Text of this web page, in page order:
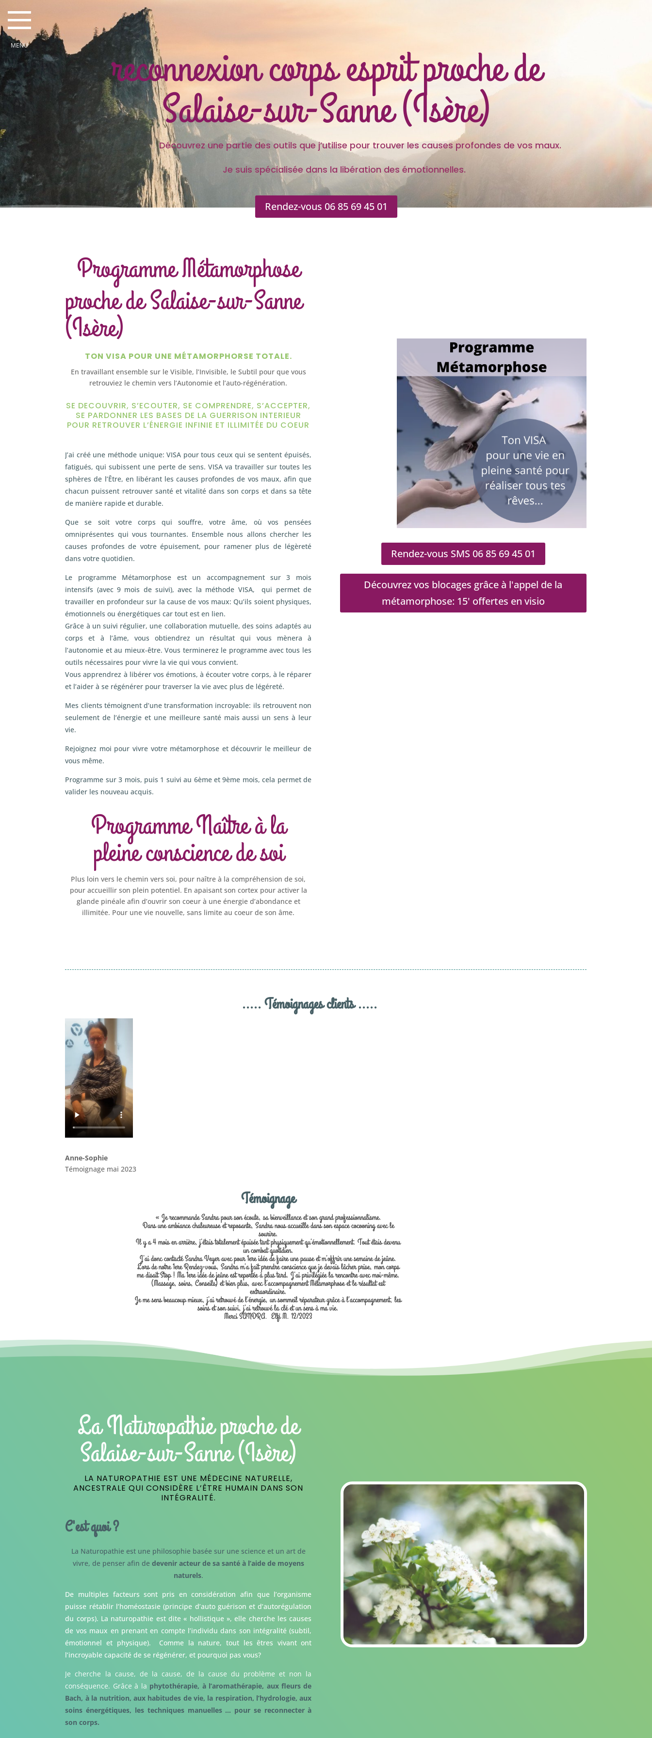
reconnexion corps esprit proche de
Salaise-sur-Sanne (Isère)
Découvrez une partie des outils que j’utilise pour trouver les causes profondes de vos maux.
Je suis spécialisée dans la libération des émotionnelles.
Rendez-vous 06 85 69 45 01
Programme Métamorphose
proche de Salaise-sur-Sanne
(Isère)
TON VISA POUR UNE MÉTAMORPHORSE TOTALE.
En travaillant ensemble sur le Visible, l’Invisible, le Subtil pour que vous
retrouviez le chemin vers l’Autonomie et l’auto-régénération.
SE DECOUVRIR, S’ECOUTER, SE COMPRENDRE, S’ACCEPTER,
SE PARDONNER LES BASES DE LA GUERRISON INTERIEUR
POUR RETROUVER L’ÉNERGIE INFINIE ET ILLIMITÉE DU COEUR
J’ai créé une méthode unique: VISA pour tous ceux qui se sentent épuisés,
fatigués, qui subissent une perte de sens. VISA va travailler sur toutes les
sphères de l’Être, en libérant les causes profondes de vos maux, afin que
chacun puissent retrouver santé et vitalité dans son corps et dans sa tête
de manière rapide et durable.
Que se soit votre corps qui souffre, votre âme, où vos pensées
omniprésentes qui vous tournantes. Ensemble nous allons chercher les
causes profondes de votre épuisement, pour ramener plus de légèreté
dans votre quotidien.
Le programme Métamorphose est un accompagnement sur 3 mois
intensifs (avec 9 mois de suivi), avec la méthode VISA, qui permet de
travailler en profondeur sur la cause de vos maux: Qu’ils soient physiques,
émotionnels ou énergétiques car tout est en lien.
Grâce à un suivi régulier, une collaboration mutuelle, des soins adaptés au
corps et à l’âme, vous obtiendrez un résultat qui vous mènera à
l’autonomie et au mieux-être. Vous terminerez le programme avec tous les
outils nécessaires pour vivre la vie qui vous convient.
Vous apprendrez à libérer vos émotions, à écouter votre corps, à le réparer
et l’aider à se régénérer pour traverser la vie avec plus de légéreté.
Mes clients témoignent d’une transformation incroyable: ils retrouvent non
seulement de l’énergie et une meilleure santé mais aussi un sens à leur
vie.
Rejoignez moi pour vivre votre métamorphose et découvrir le meilleur de
vous même.
Programme sur 3 mois, puis 1 suivi au 6ème et 9ème mois, cela permet de
valider les nouveau acquis.
Programme Naître à la
pleine conscience de soi
Plus loin vers le chemin vers soi, pour naître à la compréhension de soi,
pour accueillir son plein potentiel. En apaisant son cortex pour activer la
glande pinéale afin d’ouvrir son coeur à une énergie d’abondance et
illimitée. Pour une vie nouvelle, sans limite au coeur de son âme.
Rendez-vous SMS 06 85 69 45 01
Découvrez vos blocages grâce à l'appel de la
métamorphose: 15' offertes en visio
..... Témoignages clients .....
Anne-Sophie
Témoignage mai 2023
Témoignage
« Je recommande Sandra pour son écoute, sa bienveillance et son grand professionnalisme.
Dans une ambiance chaleureuse et reposante, Sandra nous accueille dans son espace cocooning avec le
sourire.
Il y a 4 mois en arrière, j’étais totalement épuisée tant physiquement qu’émotionnellement. Tout étais devenu
un combat quotidien.
J’ai donc contacté Sandra Veyer avec pour 1ere idée de faire une pause et m’offrir une semaine de jeûne.
Lors de notre 1ere Rendez-vous, Sandra m’a fait prendre conscience que je devais lâcher prise, mon corps
me disait Stop ! Ma 1ere idée de jeûne est reportée à plus tard. J’ai privilégiée la rencontre avec moi-même.
(Massage, soins, Conseils) et bien plus, avec l’accompagnement Métamorphose et le résultat est
extraordinaire.
Je me sens beaucoup mieux, j’ai retrouvé de l’énergie, un sommeil réparateur grâce à l’accompagnement, les
soins et son suivi, j’ai retrouvé la clé et un sens à ma vie.
Merci SANDRA. Elfi M. 12/2023
La Naturopathie proche de
Salaise-sur-Sanne (Isère)
LA NATUROPATHIE EST UNE MÉDECINE NATURELLE,
ANCESTRALE QUI CONSIDÈRE L’ÊTRE HUMAIN DANS SON
INTÉGRALITÉ.
C'est quoi ?
La Naturopathie est une philosophie basée sur une science et un art de
vivre, de penser afin de devenir acteur de sa santé à l’aide de moyens
naturels.
De multiples facteurs sont pris en considération afin que l’organisme
puisse rétablir l’homéostasie (principe d’auto guérison et d’autorégulation
du corps). La naturopathie est dite « hollistique », elle cherche les causes
de vos maux en prenant en compte l’individu dans son intégralité (subtil,
émotionnel et physique). Comme la nature, tout les êtres vivant ont
l’incroyable capacité de se régénérer, et pourquoi pas vous?
Je cherche la cause, de la cause, de la cause du problème et non la
conséquence. Grâce à la phytothérapie, à l’aromathérapie, aux fleurs de
Bach, à la nutrition, aux habitudes de vie, la respiration, l’hydrologie, aux
soins énergétiques, les techniques manuelles … pour se reconnecter à
son corps.